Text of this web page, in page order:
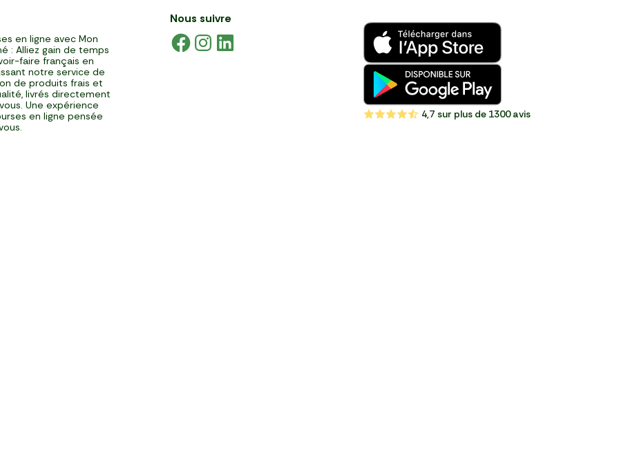
en ligne avec Mon
: Alliez gain de temps
faire français en
notre service de
de produits frais et
livrés directement
Une expérience
en ligne pensée
Nous suivre
4,7 sur plus de 1300 avis